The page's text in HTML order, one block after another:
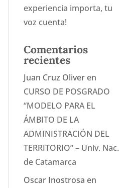
experiencia importa, tu
voz cuenta!
Comentarios
recientes
Juan Cruz Oliver en
CURSO DE POSGRADO
“MODELO PARA EL
ÁMBITO DE LA
ADMINISTRACIÓN DEL
TERRITORIO” – Univ. Nac.
de Catamarca
Oscar Inostrosa en